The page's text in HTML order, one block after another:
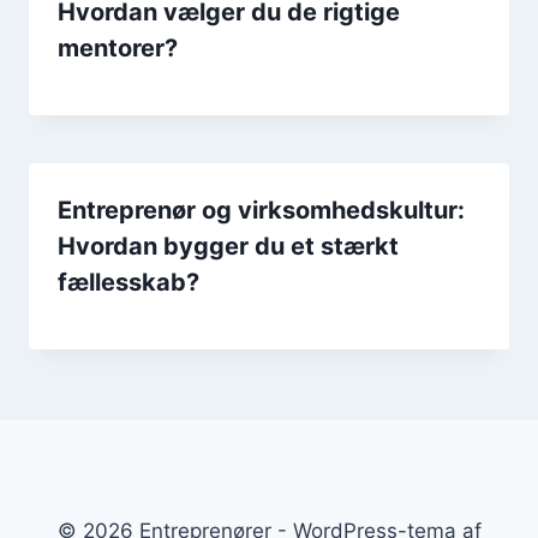
Hvordan vælger du de rigtige
mentorer?
Entreprenør og virksomhedskultur:
Hvordan bygger du et stærkt
fællesskab?
© 2026 Entreprenører - WordPress-tema af